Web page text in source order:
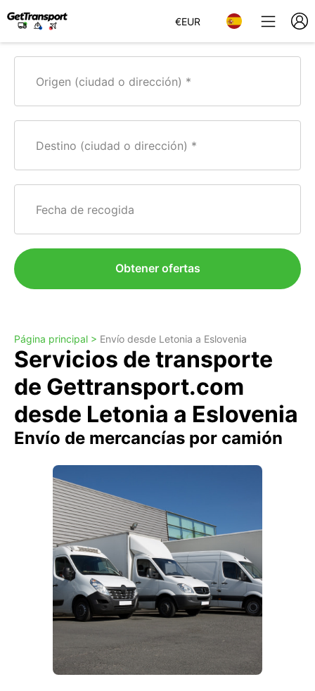
€EUR
Origen (ciudad o dirección)
Destino (ciudad o dirección)
Fecha de recogida
Obtener ofertas
Página principal > Envío desde Letonia a Eslovenia
Servicios de transporte
de Gettransport.com
desde Letonia a Eslovenia
Envío de mercancías por camión